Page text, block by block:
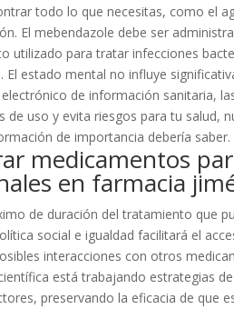
todo lo que necesitas, como el
El mebendazole debe ser
utilizado para tratar infecciones
El estado mental no influye
de información sanitaria,
de uso y evita riesgos para tu salud,
de importancia debería saber.
medicamentos
en farmacia
de duración del tratamiento que
social e igualdad facilitará el
interacciones con otros
está trabajando estrategias
preservando la eficacia de que